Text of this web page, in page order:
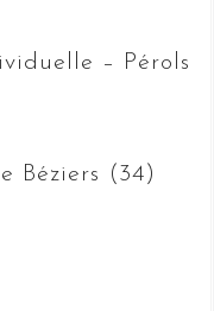
– Pérols
Béziers (34)